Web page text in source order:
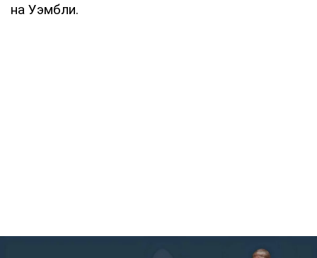
на Уэмбли.